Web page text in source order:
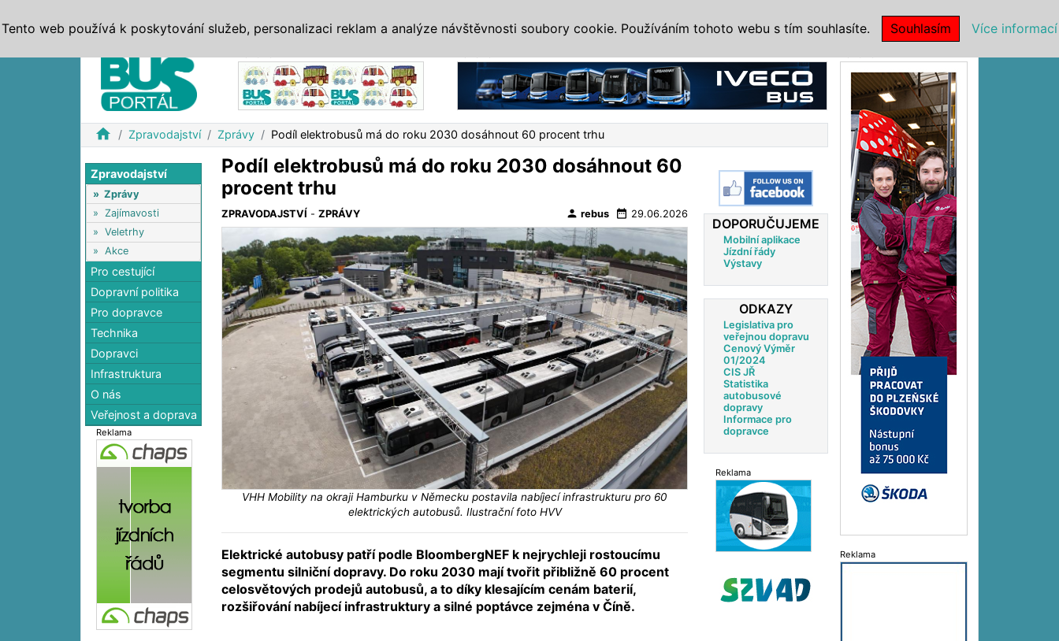
home Zpravodajství Zprávy Podíl elektrobusů má do roku 2030 dosáhnout 60 procent trhu
Zpravodajství
» Zprávy
» Zajímavosti
» Veletrhy
» Akce
Pro cestující
Dopravní politika
Pro dopravce
Technika
Dopravci
Infrastruktura
O nás
Veřejnost a doprava
Reklama
Podíl elektrobusů má do roku 2030 dosáhnout 60
procent trhu
ZPRAVODAJSTVÍ -ZPRÁVY person rebus date_range 29.06.2026
VHH Mobility na okraji Hamburku v Německu postavila nabíjecí infrastrukturu pro 60
elektrických autobusů. Ilustrační foto HVV
Elektrické autobusy patří podle BloombergNEF k nejrychleji rostoucímu
segmentu silniční dopravy. Do roku 2030 mají tvořit přibližně 60 procent
celosvětových prodejů autobusů, a to díky klesajícím cenám baterií,
rozšiřování nabíjecí infrastruktury a silné poptávce zejména v Číně.
DOPORUČUJEME
Mobilní aplikace
Jízdní řády
Výstavy
ODKAZY
Legislativa pro
veřejnou dopravu
Cenový Výměr
01/2024
CIS JŘ
Statistika
autobusové
dopravy
Informace pro
dopravce
Reklama
Reklama
Tento web používá k poskytování služeb, personalizaci reklam a analýze návštěvnosti soubory cookie. Používáním tohoto webu s tím souhlasíte. Souhlasím Více informací